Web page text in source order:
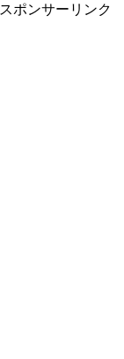
スポンサーリンク